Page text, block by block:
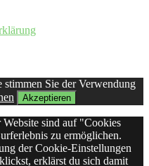
Sie der Verwendung
Akzeptieren
sind auf "Cookies
zu ermöglichen.
der Cookie-Einstellungen
erklärst du sich damit